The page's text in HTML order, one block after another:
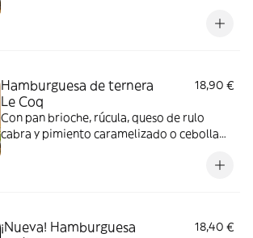
Hamburguesa de ternera
Le Coq
18,90 €
Con pan brioche, rúcula, queso de rulo
cabra y pimiento caramelizado o cebolla
¡Nueva! Hamburguesa
18,40 €